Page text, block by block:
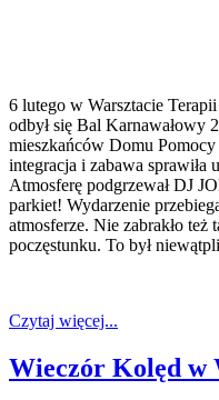
6 lutego w Warsztacie
odbył się Bal Karnawałowy
mieszkańców Domu
integracja i zabawa sprawiła
Atmosferę podgrzewał DJ
parkiet! Wydarzenie
atmosferze. Nie zabrakło
poczęstunku. To był
Czytaj więcej...
Wieczór Kolęd w